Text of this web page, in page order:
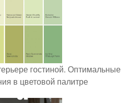
гостиной. Оптимальные
в цветовой палитре